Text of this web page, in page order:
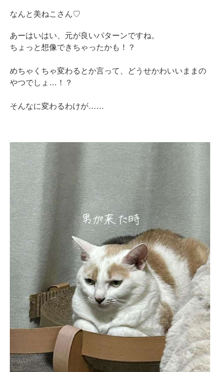
なんと美ねこさん♡
あーはいはい、元が良いパターンですね。
ちょっと想像できちゃったかも！？
めちゃくちゃ変わるとか言って、どうせかわいいままの
やつでしょ…！？
そんなに変わるわけが……